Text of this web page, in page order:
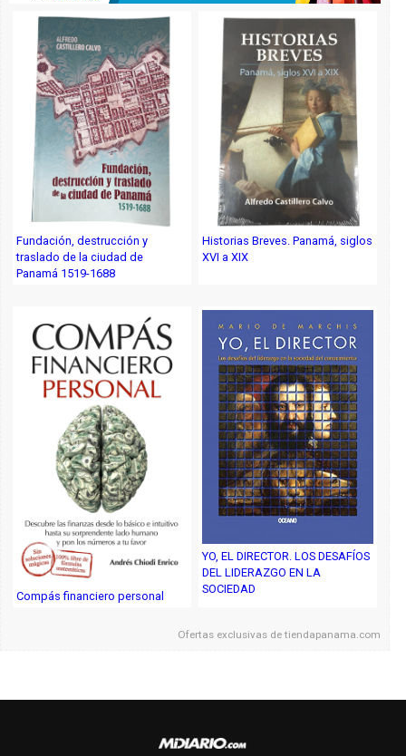
Fundación, destrucción y
traslado de la ciudad de
Panamá 1519-1688
Historias Breves. Panamá, siglos
XVI a XIX
Compás financiero personal
YO, EL DIRECTOR. LOS DESAFÍOS
DEL LIDERAZGO EN LA
SOCIEDAD
Ofertas exclusivas detiendapanama.com